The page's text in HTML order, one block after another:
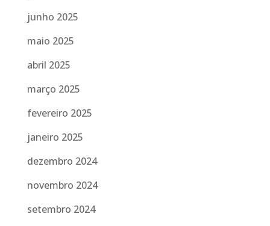
junho 2025
maio 2025
abril 2025
março 2025
fevereiro 2025
janeiro 2025
dezembro 2024
novembro 2024
setembro 2024